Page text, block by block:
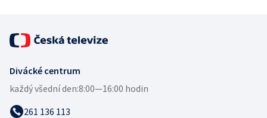
Divácké centrum
každý všední den:8:00—16:00 hodin
261 136 113